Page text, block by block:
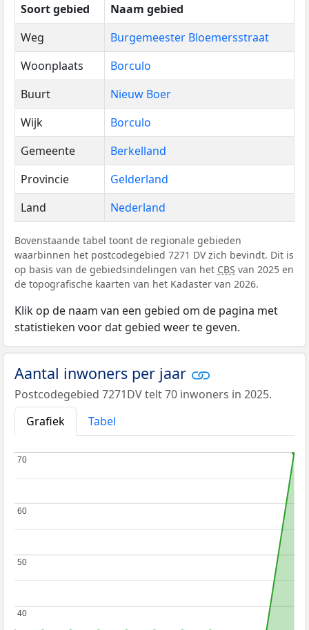
Soort gebied
Naam gebied
Weg
Burgemeester Bloemersstraat
Woonplaats
Borculo
Buurt
Nieuw Boer
Wijk
Borculo
Gemeente
Berkelland
Provincie
Gelderland
Land
Nederland
Bovenstaande tabel toont de regionale gebieden
waarbinnen het postcodegebied 7271 DV zich bevindt. Dit is
op basis van de gebiedsindelingen van het CBS van 2025 en
de topografische kaarten van het Kadaster van 2026.
Klik op de naam van een gebied om de pagina met
statistieken voor dat gebied weer te geven.
Aantal inwoners per jaar
Postcodegebied 7271DV telt 70 inwoners in 2025.
Grafiek
Tabel
40
40
50
50
60
60
70
70